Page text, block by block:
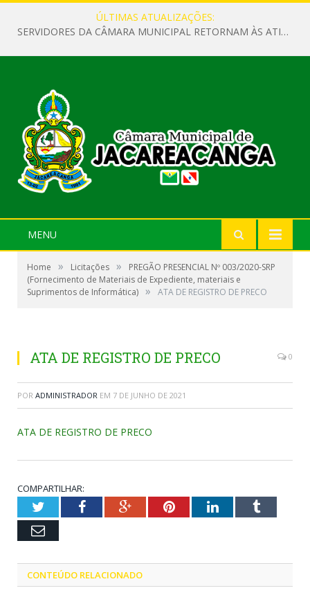
ÚLTIMAS ATUALIZAÇÕES:
SERVIDORES DA CÂMARA MUNICIPAL RETORNAM ÀS ATIVIDADES APÓS O RECESSO PARLAMENTAR
MENU
Home » Licitações »
PREGÃO PRESENCIAL Nº 003/2020-SRP
(Fornecimento de Materiais de Expediente, materiais e
Suprimentos de Informática) » ATA DE REGISTRO DE PRECO
ATA DE REGISTRO DE PRECO 0
POR ADMINISTRADOR EM 7 DE JUNHO DE 2021
ATA DE REGISTRO DE PRECO
COMPARTILHAR:
TwitterFacebookGoogle+PinterestLinkedInTumblr
Email
CONTEÚDO RELACIONADO